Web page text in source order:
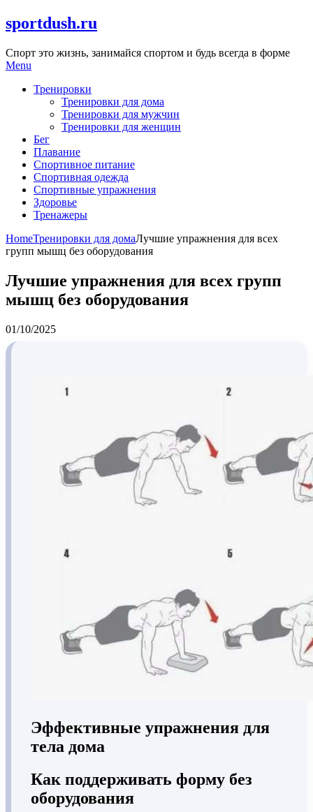
Skip
to
sportdush.ru
Спорт это жизнь, занимайся спортом и будь всегда в форме
Menu
Тренировки
Тренировки для дома
Тренировки для мужчин
Тренировки для женщин
Бег
Плавание
Спортивное питание
Спортивная одежда
Спортивные упражнения
Здоровье
Тренажеры
HomeТренировки для домаЛучшие упражнения для всех
групп мышц без оборудования
Лучшие упражнения для всех групп
мышц без оборудования
01/10/2025
Эффективные упражнения для
тела дома
Как поддерживать форму без
оборудования